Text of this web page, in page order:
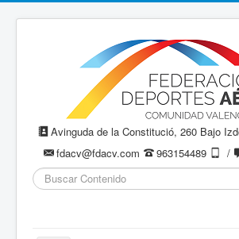
Avinguda de la Constitució, 260 Bajo
fdacv@fdacv.com
963154489 /
Buscar...